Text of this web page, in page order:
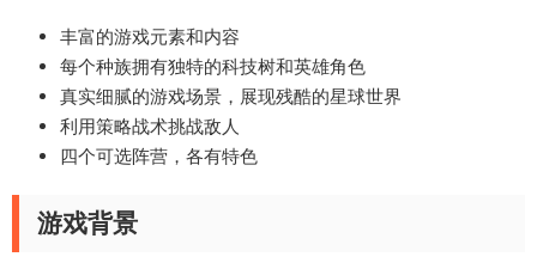
丰富的游戏元素和内容
每个种族拥有独特的科技树和英雄角色
真实细腻的游戏场景，展现残酷的星球世界
利用策略战术挑战敌人
四个可选阵营，各有特色
游戏背景